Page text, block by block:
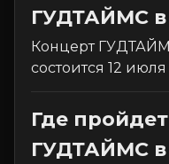
ГУДТАЙМС
Концерт
состоится 12
Где
ГУДТАЙМС